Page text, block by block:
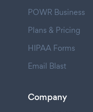
POWR Business
Plans & Pricing
HIPAA Forms
Email Blast
Company